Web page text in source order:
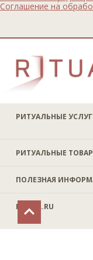
РИТУАЛЬНЫЕ
РИТУАЛЬНЫЕ
ПОЛЕЗНАЯ
RITUAL.RU
Соглашение на